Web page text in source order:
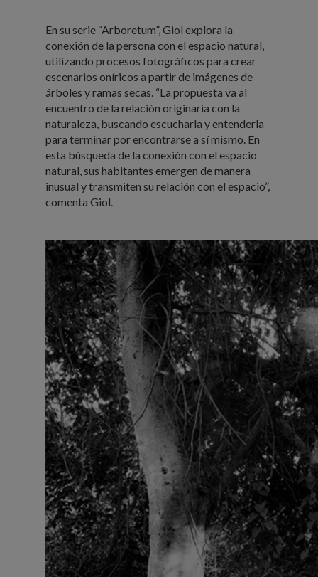
En su serie “Arboretum”, Giol explora la
conexión de la persona con el espacio natural,
utilizando procesos fotográficos para crear
escenarios oníricos a partir de imágenes de
árboles y ramas secas. “La propuesta va al
encuentro de la relación originaria con la
naturaleza, buscando escucharla y entenderla
para terminar por encontrarse a sí mismo. En
esta búsqueda de la conexión con el espacio
natural, sus habitantes emergen de manera
inusual y transmiten su relación con el espacio”,
comenta Giol.